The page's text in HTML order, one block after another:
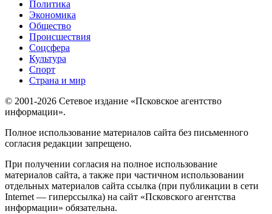
Политика
Экономика
Общество
Происшествия
Соцсфера
Культура
Спорт
Страна и мир
© 2001-2026 Сетевое издание «Псковское агентство
информации».
Полное использование материалов сайта без письменного
согласия редакции запрещено.
При получении согласия на полное использование
материалов сайта, а также при частичном использовании
отдельных материалов сайта ссылка (при публикации в сети
Internet — гиперссылка) на сайт «Псковского агентства
информации» обязательна.